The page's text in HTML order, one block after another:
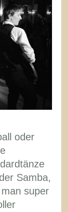
oder
Samba,
super